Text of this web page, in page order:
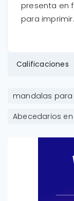
presenta en
para imprimir.
Calificaciones
mandalas
Abecedarios